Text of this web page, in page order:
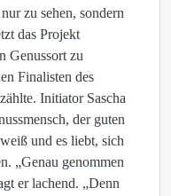
zu sehen, sondern
das Projekt
Genussort zu
Finalisten des
Initiator Sascha
der guten
und es liebt, sich
„Genau genommen
er lachend. „Denn